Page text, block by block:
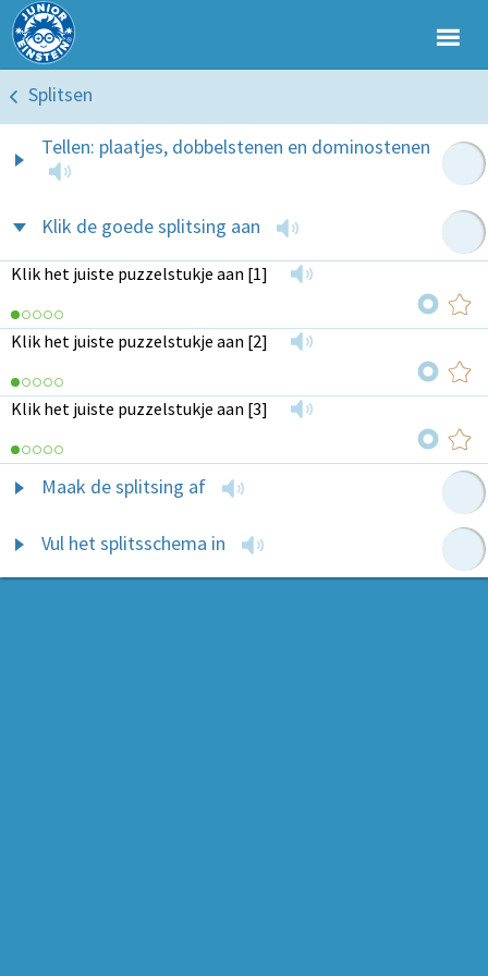
Splitsen
Tellen: plaatjes, dobbelstenen en dominostenen
Klik de goede splitsing aan
Klik het juiste puzzelstukje aan [1]
Klik het juiste puzzelstukje aan [2]
Klik het juiste puzzelstukje aan [3]
Maak de splitsing af
Vul het splitsschema in